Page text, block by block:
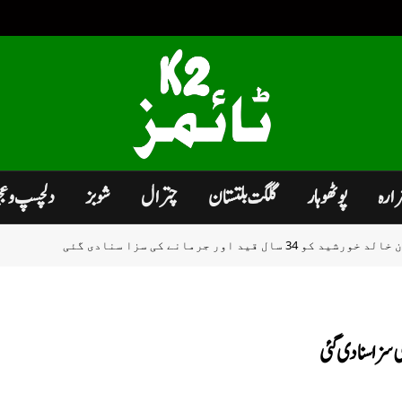
پوٹھوہار گلگت بلتستان چترال شوبز دلچسپ و
اور جرمانے کی سزا سنادی گئی